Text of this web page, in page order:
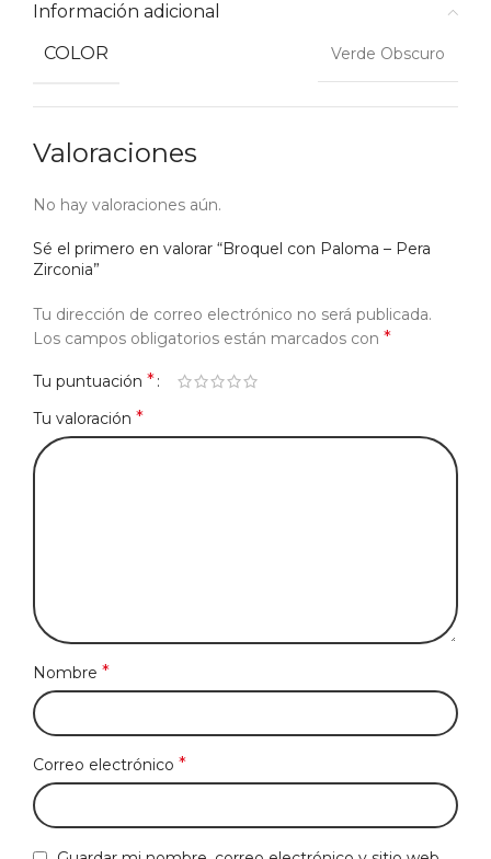
Información adicional
COLOR
Verde Obscuro
Valoraciones
No hay valoraciones aún.
Sé el primero en valorar “Broquel con Paloma – Pera
Zirconia”
Tu dirección de correo electrónico no será publicada.
Los campos obligatorios están marcados con *
Tu puntuación *
Tu valoración *
Nombre *
Correo electrónico *